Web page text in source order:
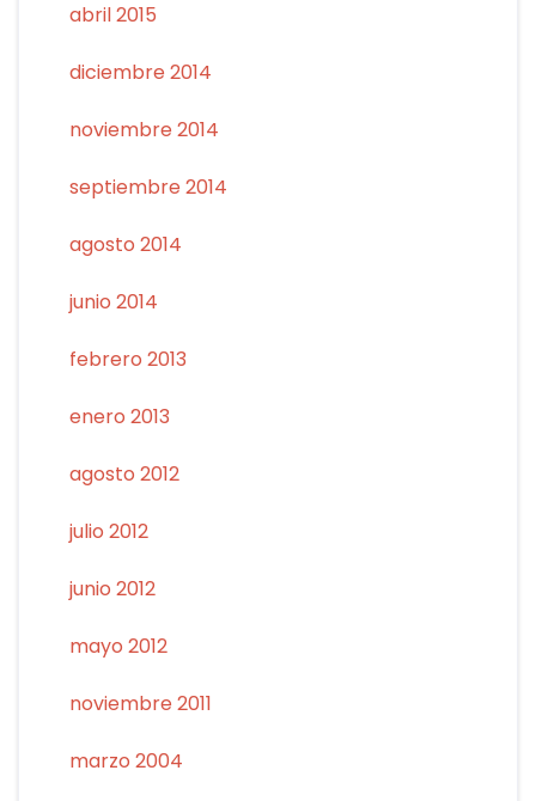
abril 2015
diciembre 2014
noviembre 2014
septiembre 2014
agosto 2014
junio 2014
febrero 2013
enero 2013
agosto 2012
julio 2012
junio 2012
mayo 2012
noviembre 2011
marzo 2004